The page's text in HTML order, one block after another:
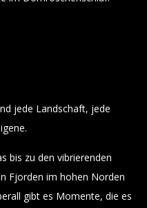
jede Landschaft, jede
bis zu den vibrierenden
Fjorden im hohen Norden
gibt es Momente, die es